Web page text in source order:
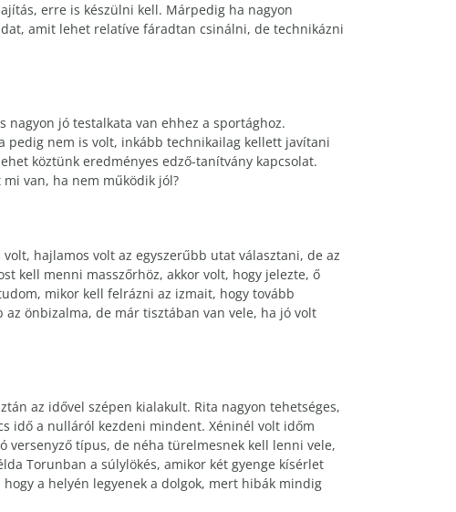
erre is készülni kell. Márpedig ha nagyon
amit lehet relatíve fáradtan csinálni, de technikázni
nagyon jó testalkata van ehhez a sportághoz.
pedig nem is volt, inkább technikailag kellett javítani
köztünk eredményes edző-tanítvány kapcsolat.
van, ha nem működik jól?
hajlamos volt az egyszerűbb utat választani, de az
kell menni masszőrhöz, akkor volt, hogy jelezte, ő
mikor kell felrázni az izmait, hogy tovább
önbizalma, de már tisztában van vele, ha jó volt
az idővel szépen kialakult. Rita nagyon tehetséges,
idő a nulláról kezdeni mindent. Xéninél volt időm
típus, de néha türelmesnek kell lenni vele,
Torunban a súlylökés, amikor két gyenge kísérlet
a helyén legyenek a dolgok, mert hibák mindig